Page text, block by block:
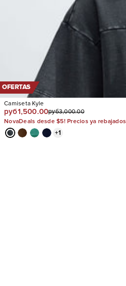
OFERTAS
Camiseta Kyle
руб1,500.00руб3,000.00
NovaDeals desde $5! Precios ya rebajados
+1